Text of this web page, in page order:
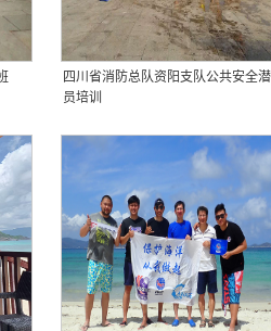
四川省消防总队资阳支队公共安全
员培训